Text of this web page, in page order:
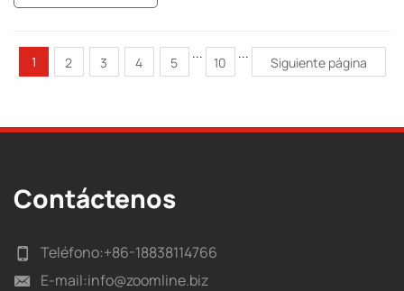
1 2 3 4 5
...
10
...
Siguiente página
Contáctenos
Teléfono:+86-18838114766
E-mail:info@zoomline.biz